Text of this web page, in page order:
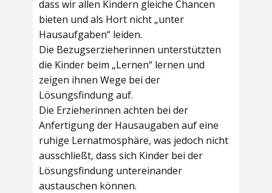
dass wir allen Kindern gleiche Chancen
bieten und als Hort nicht „unter
Hausaufgaben“ leiden.
Die Bezugserzieherinnen unterstützten
die Kinder beim „Lernen“ lernen und
zeigen ihnen Wege bei der
Lösungsfindung auf.
Die Erzieherinnen achten bei der
Anfertigung der Hausaugaben auf eine
ruhige Lernatmosphäre, was jedoch nicht
ausschließt, dass sich Kinder bei der
Lösungsfindung untereinander
austauschen können.